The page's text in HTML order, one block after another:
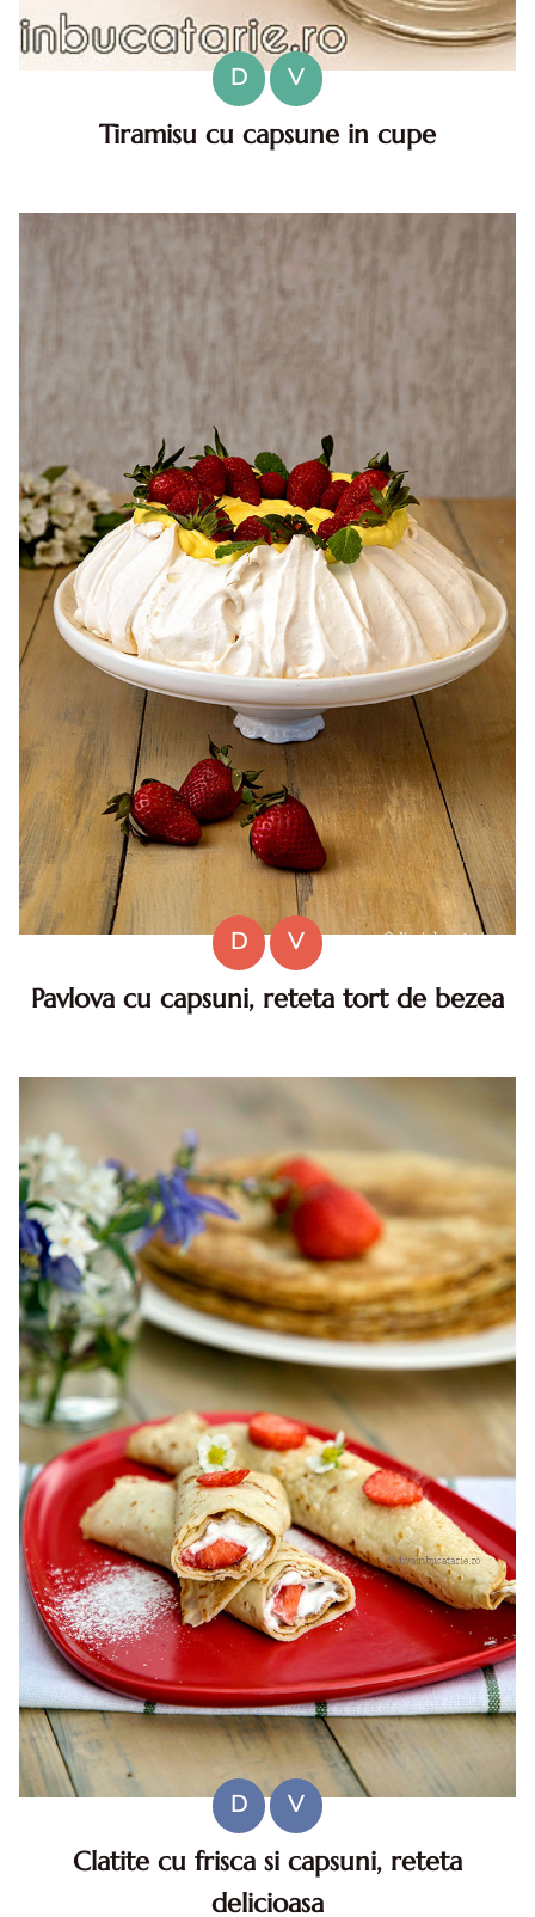
D
V
Tiramisu cu capsune in cupe
capsuni in cupe. Tiramisu cu capsuni la pahar diva
D
V
Pavlova cu capsuni, reteta tort de bezea
Tort de bezea
D
V
Clatite cu frisca si capsuni, reteta
delicioasa